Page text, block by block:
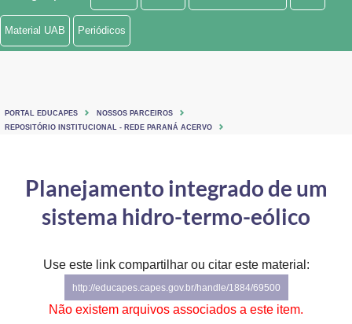
Ministério de Minas e Energia
Ministério do Turismo
Controladoria-Geral da União
Secretaria-Geral
Material UAB Periódicos
PORTAL EDUCAPES
NOSSOS PARCEIROS
REPOSITÓRIO INSTITUCIONAL - REDE PARANÁ ACERVO
Planejamento integrado de um
sistema hidro-termo-eólico
Use este link compartilhar ou citar este material:
http://educapes.capes.gov.br/handle/1884/69500
Não existem arquivos associados a este item.